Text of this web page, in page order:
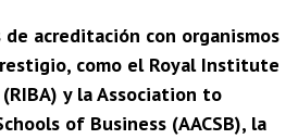
acreditación con organismos
como el Royal Institute
y la Association to
of Business (AACSB), la